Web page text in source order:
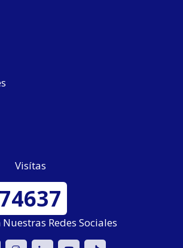
Visítas
74637
Redes Sociales